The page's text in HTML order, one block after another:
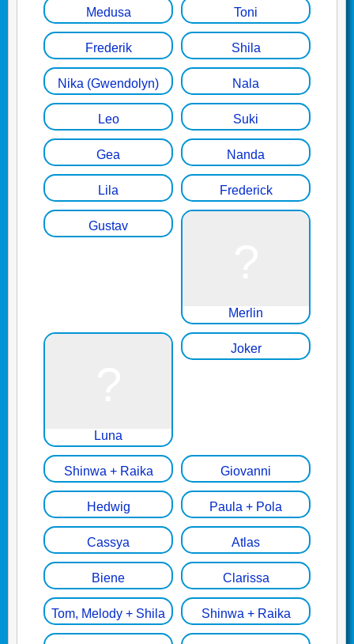
Medusa Toni
Frederik Shila
Nika (Gwendolyn) Nala
Leo Suki
Gea Nanda
Lila Frederick
Gustav
Merlin
Luna
Joker
Shinwa + Raika Giovanni
Hedwig Paula + Pola
Cassya Atlas
Biene Clarissa
Tom, Melody + Shila Shinwa + Raika